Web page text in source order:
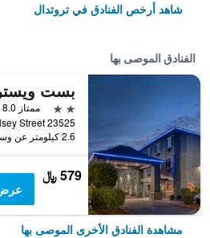
شاهد أرخص الفنادق في تروتدال
الفنادق الموصى بها
2 نجمتين
ممتاز 8.0
2.6 كيلومتر عن وسط المدينة
579 ﷼
مشاهدة الفنادق الأخرى الموصى بها